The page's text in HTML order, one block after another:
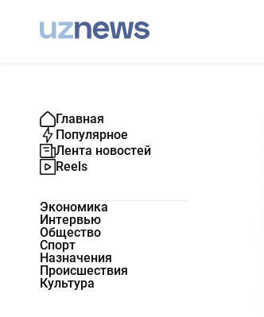
Главная
Популярное
Лента новостей
Reels
Экономика
Интервью
Общество
Спорт
Назначения
Происшествия
Культура